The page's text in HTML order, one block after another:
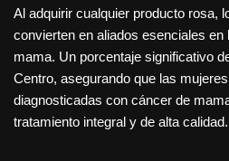
Al adquirir cualquier producto rosa,
convierten en aliados esenciales
mama. Un porcentaje significativo
Centro, asegurando que las
diagnosticadas con cáncer de
tratamiento integral y de alta calidad.